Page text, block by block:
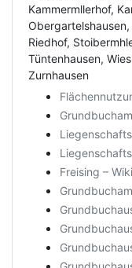
Kammermllerhof,
Riedhof,
Tüntenhausen,
Zurnhausen
Freising –